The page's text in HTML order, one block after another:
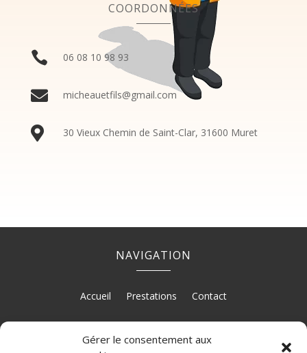
Gérer le consentement aux
COORDONNÉES
 06 08 10 98 93
 micheauetfils@gmail.com
 30 Vieux Chemin de Saint-Clar, 31600 Muret
NAVIGATION
Accueil Prestations Contact